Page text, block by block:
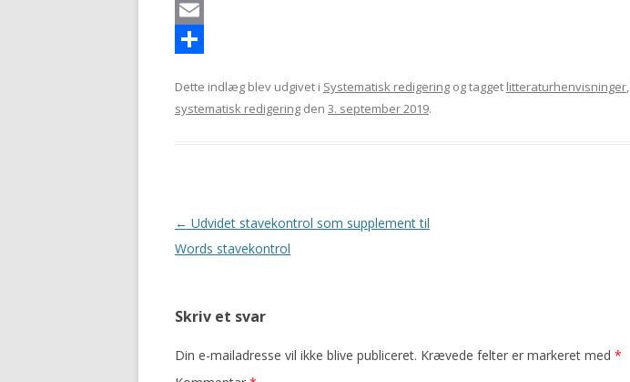
a
b
M
a
t
E
a
h
Dette indlæg blev udgivet i Systematisk redigering og tagget litteraturhenvisninger,
systematisk redigering den 3. september 2019.
Indlægsnavigation
← Udvidet stavekontrol som supplement til
Words stavekontrol
Skriv et svar
Din e-mailadresse vil ikke blive publiceret. Krævede felter er markeret med *